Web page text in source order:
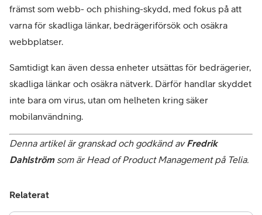
främst som webb- och phishing-skydd, med fokus på att
varna för skadliga länkar, bedrägeriförsök och osäkra
webbplatser.
Samtidigt kan även dessa enheter utsättas för bedrägerier,
skadliga länkar och osäkra nätverk. Därför handlar skyddet
inte bara om virus, utan om helheten kring säker
mobilanvändning.
Denna artikel är granskad och godkänd av Fredrik
Dahlström som är Head of Product Management på Telia.
Relaterat